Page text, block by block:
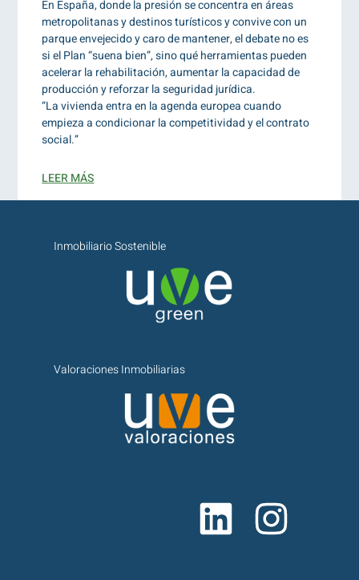
En España, donde la presión se concentra en áreas
metropolitanas y destinos turísticos y convive con un
parque envejecido y caro de mantener, el debate no es
si el Plan “suena bien”, sino qué herramientas pueden
acelerar la rehabilitación, aumentar la capacidad de
producción y reforzar la seguridad jurídica.
“La vivienda entra en la agenda europea cuando
empieza a condicionar la competitividad y el contrato
social.”
LEER MÁS
Valoraciones Inmobiliarias
Inmobiliario Sostenible